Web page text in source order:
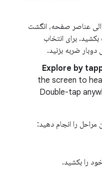
عناصر صفحه، انگشت
برای انتخاب
ضربه بزنید.
Explore by
the screen to
Double-tap
را بکشید.